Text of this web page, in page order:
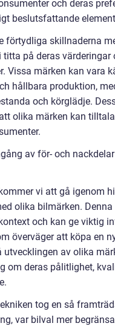
och deras
beslutsfattande
förtydliga skillnaderna
titta på deras värderingar
Vissa märken kan vara
hållbara produktion,
och körglädje.
olika märken kan
av för- och
vi att gå igenom
olika bilmärken.
och kan ge viktig
överväger att köpa en
utvecklingen av olika
om deras pålitlighet,
tog en så
var bilval mer